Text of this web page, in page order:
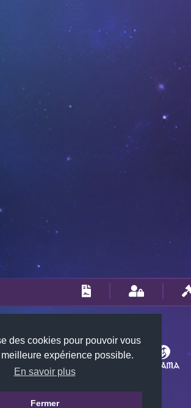
des cookies pour pouvoir vous
expérience possible.
En savoir plus
Fermer